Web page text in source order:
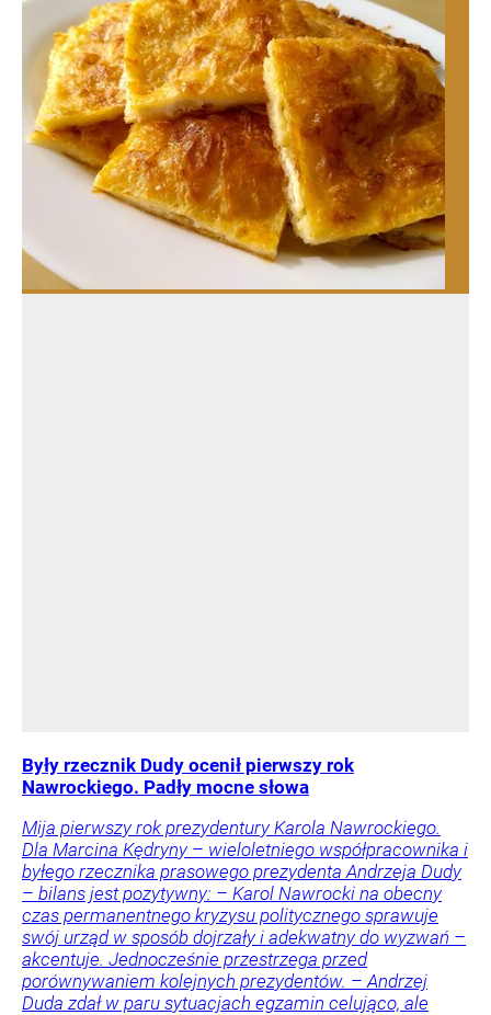
Były rzecznik Dudy ocenił pierwszy rok
Nawrockiego. Padły mocne słowa
Mija pierwszy rok prezydentury Karola Nawrockiego.
Dla Marcina Kędryny – wieloletniego współpracownika i
byłego rzecznika prasowego prezydenta Andrzeja Dudy
– bilans jest pozytywny: – Karol Nawrocki na obecny
czas permanentnego kryzysu politycznego sprawuje
swój urząd w sposób dojrzały i adekwatny do wyzwań –
akcentuje. Jednocześnie przestrzega przed
porównywaniem kolejnych prezydentów. – Andrzej
Duda zdał w paru sytuacjach egzamin celująco, ale